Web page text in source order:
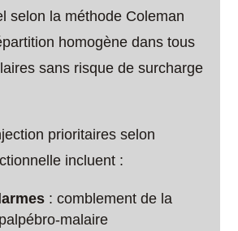
selon la méthode Coleman
homogène dans tous
sans risque de surcharge
prioritaires selon
incluent :
: comblement de la
malaire